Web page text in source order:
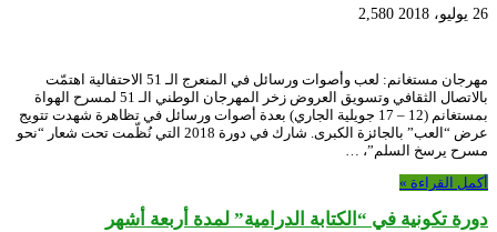
26 يوليو، 2018 2,580
مهرجان مستغانم: لعب وأصوات ورسائل في المنعرج الـ 51 الاحتفالية اهتمّت
بالاتصال الثقافي وتسويق العروض زخر المهرجان الوطني الـ 51 لمسرح الهواة
بمستغانم (12 – 17 جويلية الجاري) بعدة أصوات ورسائل في تظاهرة شهدت تتويج
عرض “العب” بالجائزة الكبرى. شارك في دورة 2018 التي نُظّمت تحت شعار “نحو
مسرح يرسخ السلم”، …
أكمل القراءة »
دورة تكونية في “الكتابة الدرامية” لمدة أربعة أشهر